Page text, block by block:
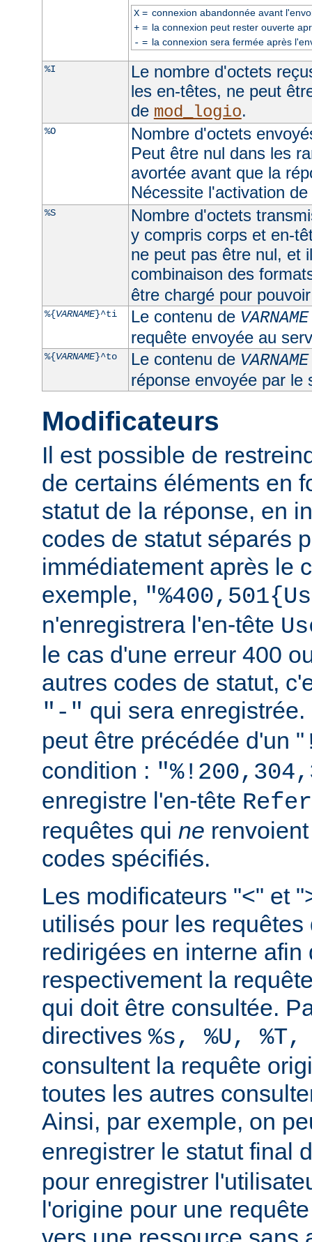
X= connexion abandonnée avant
+= la connexion peut rester ouverte
- = la connexion sera fermée après
%I
Le nombre d'octets
les en-têtes, ne peut
de mod_logio.
%O
Nombre d'octets
Peut être nul dans les
avortée avant que la
Nécessite l'activation de
%S
Nombre d'octets
y compris corps et en-
ne peut pas être nul, et
combinaison des
être chargé pour
%{VARNAME}^ti Le contenu de VARNAME
requête envoyée au
%{VARNAME}^to Le contenu de VARNAME
réponse envoyée par le
Modificateurs
Il est possible de
de certains éléments en
statut de la réponse, en
codes de statut séparés
immédiatement après le
exemple,
n'enregistrera l'en-tête
le cas d'une erreur 400
autres codes de statut,
"-" qui sera
peut être précédée d'un "
condition :
enregistre l'en-tête
requêtes qui ne
codes spécifiés.
Les modificateurs "<" et
utilisés pour les requêtes
redirigées en interne afin
respectivement la
qui doit être consultée.
directives %s, %U, %T,
consultent la requête
toutes les autres
Ainsi, par exemple, on
enregistrer le statut final
pour enregistrer
l'origine pour une